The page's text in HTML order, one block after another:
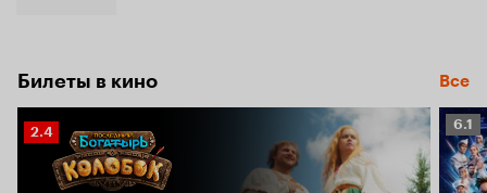
Билеты в кино Все
Рейтинг
Кинопоиска
2.4
6.1
6.1